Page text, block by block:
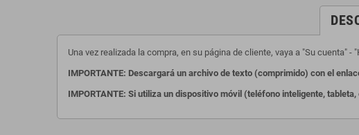
Una vez realizada la compra, en su página de cliente, vaya a "Su cuenta"
IMPORTANTE: Descargará un archivo de texto (comprimido) con el
IMPORTANTE: Si utiliza un dispositivo móvil (teléfono inteligente,